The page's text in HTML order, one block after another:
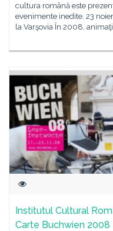
cultura română este
evenimente inedite. 23
la Varşovia În 2008,
Institutul Cultural
Carte Buchwien 2008